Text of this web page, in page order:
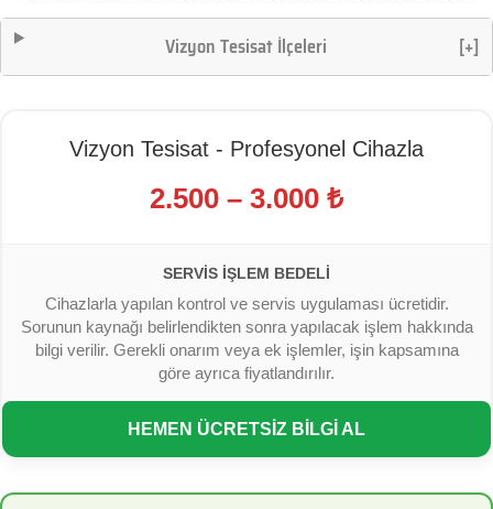
Vizyon Tesisat İlçeleri [+]
Vizyon Tesisat - Profesyonel Cihazla
2.500 – 3.000 ₺
SERVIS İŞLEM BEDELI
Cihazlarla yapılan kontrol ve servis uygulaması ücretidir.
Sorunun kaynağı belirlendikten sonra yapılacak işlem hakkında
bilgi verilir. Gerekli onarım veya ek işlemler, işin kapsamına
göre ayrıca fiyatlandırılır.
HEMEN ÜCRETSİZ BİLGİ AL